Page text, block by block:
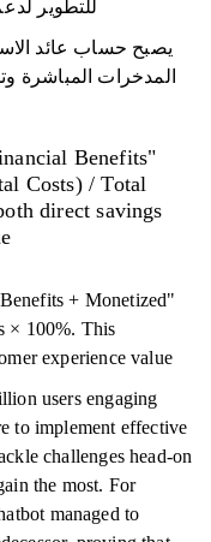
للتطوير
يصبح حساب عائد
المدخرات المباشرة
Benefits
Costs) / Total
direct savings
+ Monetized
× 100%. This
experience value."
users engaging
to implement effective
challenges head-on
the most. For
managed to